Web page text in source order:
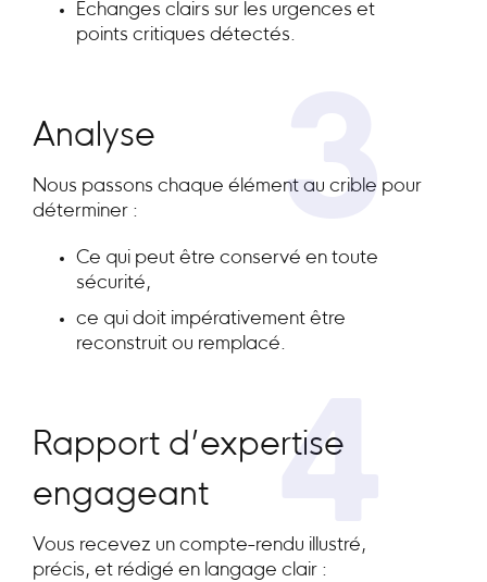
Échanges clairs sur les urgences et
points critiques détectés.
3
Analyse
Nous passons chaque élément au crible pour
déterminer :
Ce qui peut être conservé en toute
sécurité,
ce qui doit impérativement être
reconstruit ou remplacé.
4
Rapport d’expertise
engageant
Vous recevez un compte-rendu illustré,
précis, et rédigé en langage clair :